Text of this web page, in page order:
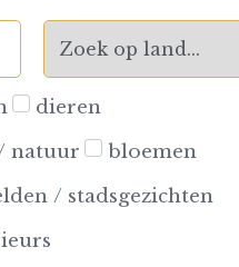
dieren
natuur
bloemen
/ stadsgezichten